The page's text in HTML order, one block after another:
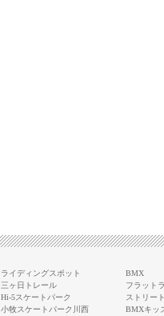
ライディングスポット
三ヶ日トレール
Hi-5スケートパーク
小牧スケートパーク川西
BMX
フラット
ストリー
BMXキッ